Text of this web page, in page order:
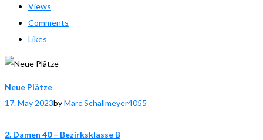
Views
Comments
Likes
Neue Plätze
17. May 2023byMarc Schallmeyer4055
2. Damen 40 – Bezirksklasse B